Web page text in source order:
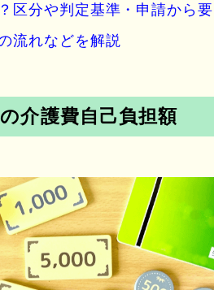
区分や判定基準・申請から要
流れなどを解説
介護費自己負担額